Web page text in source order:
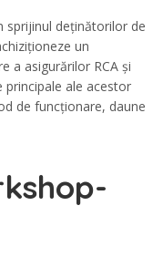
sprijinul deținătorilor de
un
a asigurărilor RCA și
principale ale acestor
de funcționare, daune